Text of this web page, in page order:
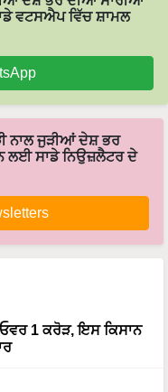
ਵਟਸਐਪ ਵਿੱਚ ਸ਼ਾਮਲ
ਨਾਲ ਜੁੜੀਆਂ ਦੇਸ਼ ਭਰ
ਲਈ ਸਾਡੇ ਨਿਉਜ਼ਲੈਟਰ ਦੇ
1 ਕਰੋੜ, ਇਸ ਕਿਸਾਨ